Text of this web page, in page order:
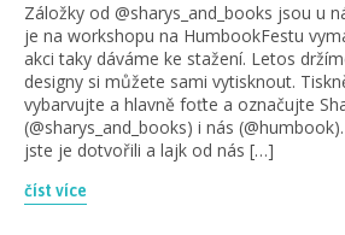
Záložky od @sharys_and_books jsou u
je na workshopu na HumbookFestu
akci taky dáváme ke stažení. Letos
designy si můžete sami vytisknout.
vybarvujte a hlavně foťte a označujte
(@sharys_and_books) i nás
jste je dotvořili a lajk od nás […]
číst více